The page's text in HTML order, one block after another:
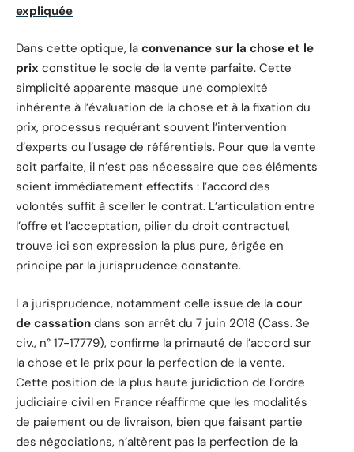
expliquée
Dans cette optique, la convenance sur la chose et le
prix constitue le socle de la vente parfaite. Cette
simplicité apparente masque une complexité
inhérente à l’évaluation de la chose et à la fixation du
prix, processus requérant souvent l’intervention
d’experts ou l’usage de référentiels. Pour que la vente
soit parfaite, il n’est pas nécessaire que ces éléments
soient immédiatement effectifs : l’accord des
volontés suffit à sceller le contrat. L’articulation entre
l’offre et l’acceptation, pilier du droit contractuel,
trouve ici son expression la plus pure, érigée en
principe par la jurisprudence constante.
La jurisprudence, notamment celle issue de la cour
de cassation dans son arrêt du 7 juin 2018 (Cass. 3e
civ., n° 17-17779), confirme la primauté de l’accord sur
la chose et le prix pour la perfection de la vente.
Cette position de la plus haute juridiction de l’ordre
judiciaire civil en France réaffirme que les modalités
de paiement ou de livraison, bien que faisant partie
des négociations, n’altèrent pas la perfection de la